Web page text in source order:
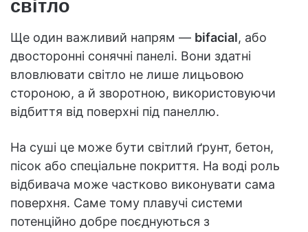
світло
Ще один важливий напрям — bifacial, або
двосторонні сонячні панелі. Вони здатні
вловлювати світло не лише лицьовою
стороною, а й зворотною, використовуючи
відбиття від поверхні під панеллю.
На суші це може бути світлий ґрунт, бетон,
пісок або спеціальне покриття. На воді роль
відбивача може частково виконувати сама
поверхня. Саме тому плавучі системи
потенційно добре поєднуються з